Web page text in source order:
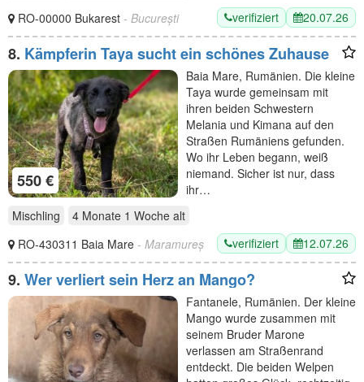
RO-00000 Bukarest - București verifiziert 20.07.26
8. Kämpferin Taya sucht ein schönes Zuhause
550 €
Baia Mare, Rumänien. Die kleine
Taya wurde gemeinsam mit
ihren beiden Schwestern
Melania und Kimana auf den
Straßen Rumäniens gefunden.
Wo ihr Leben begann, weiß
niemand. Sicher ist nur, dass
ihr…
Mischling
4 Monate 1 Woche alt
RO-430311 Baia Mare - Maramureș verifiziert 12.07.26
9. Wer verliert sein Herz an Mango?
Fantanele, Rumänien. Der kleine
Mango wurde zusammen mit
seinem Bruder Marone
verlassen am Straßenrand
entdeckt. Die beiden Welpen